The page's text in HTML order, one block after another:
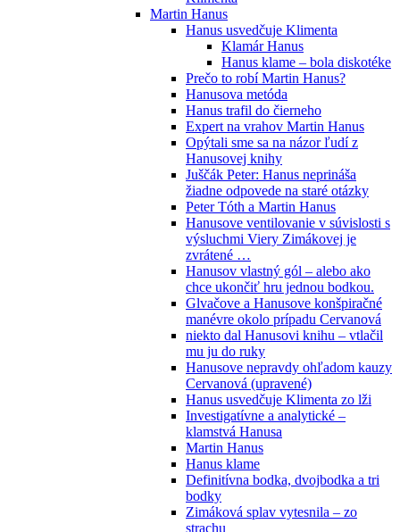
Martin Hanus
Hanus usvedčuje Klimenta
Klamár Hanus
Hanus klame – bola diskotéke
Prečo to robí Martin Hanus?
Hanusova metóda
Hanus trafil do čierneho
Expert na vrahov Martin Hanus
Opýtali sme sa na názor ľudí z
Hanusovej knihy
Juščák Peter: Hanus neprináša
žiadne odpovede na staré otázky
Peter Tóth a Martin Hanus
Hanusove ventilovanie v súvislosti s
výsluchmi Viery Zimákovej je
zvrátené …
Hanusov vlastný gól – alebo ako
chce ukončiť hru jednou bodkou.
Glvačove a Hanusove konšpiračné
manévre okolo prípadu Cervanová
niekto dal Hanusovi knihu – vtlačil
mu ju do ruky
Hanusove nepravdy ohľadom kauzy
Cervanová (upravené)
Hanus usvedčuje Klimenta zo lži
Investigatívne a analytické –
klamstvá Hanusa
Martin Hanus
Hanus klame
Definitívna bodka, dvojbodka a tri
bodky
Zimáková splav vytesnila – zo
strachu